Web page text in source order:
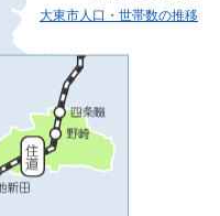
大東市人口・世帯数の推移